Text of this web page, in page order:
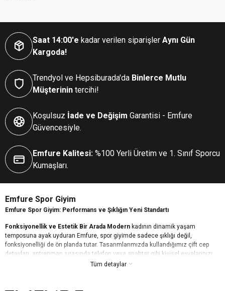
Saat 14:00'e kadar verilen siparişler Aynı Gün
Kargoda!
Trendyol ve Hepsiburada'da Binlerce Mutlu
Müşterinin tercihi!
Koşulsuz İade ve Değişim Garantisi - Emfure
Güvencesiyle.
Emfure Kalitesi: %100 Yerli Üretim ve 1. Sınıf Sporcu
Kumaşları.
Emfure Spor Giyim
Emfure Spor Giyim: Performans ve Şıklığın Yeni Standartı
Fonksiyonellik ve Estetik Bir Arada Modern kadının dinamik yaşam
temposuna ayak uyduran Emfure, spor giyimde sadece şıklığı değil,
fonksiyonelliği de ön planda tutar. Tasarımlarımızda kullandığımız çift cep
detayları, antrenman sırasında telefon veya anahtar gibi kişisel eşyalarınızı
güvenle taşımanızı sağlarken, estetik çizgilerimizle günün her anında stilinizi
Tüm detaylar